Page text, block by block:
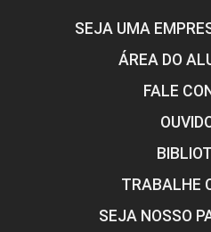
SEJA UMA
ÁREA DO
FALE
TRABALHE
SEJA NOSSO